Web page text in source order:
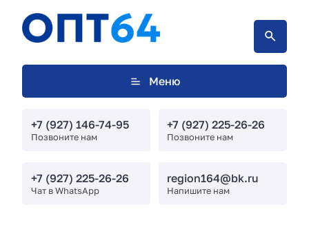
Меню
+7 (927) 146-74-95
Позвоните нам
+7 (927) 225-26-26
Позвоните нам
+7 (927) 225-26-26
Чат в WhatsApp
region164@bk.ru
Напишите нам